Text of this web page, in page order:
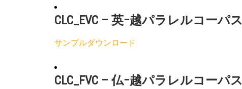
CLC_EVC – 英−越パラレルコーパス
サンプルダウンロード
CLC_FVC – 仏−越パラレルコーパス